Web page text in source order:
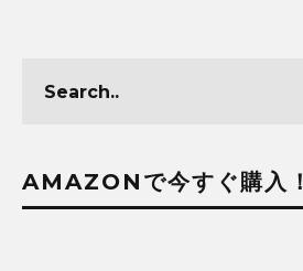
AMAZONで今すぐ購入！